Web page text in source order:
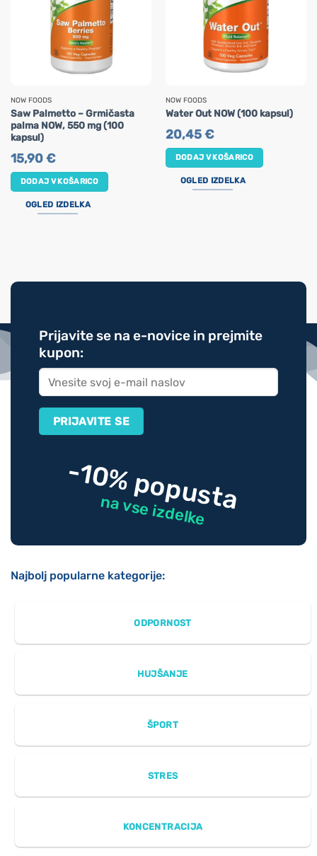
NOW FOODS
Saw Palmetto – Grmičasta
palma NOW, 550 mg (100
kapsul)
15,90€
DODAJ V KOŠARICO
OGLED IZDELKA
NOW FOODS
Water Out NOW (100 kapsul)
20,45€
DODAJ V KOŠARICO
OGLED IZDELKA
Prijavite se na e-novice in prejmite
kupon:
-10% popusta
na vse izdelke
Najbolj popularne kategorije:
ODPORNOST
HUJŠANJE
ŠPORT
STRES
KONCENTRACIJA